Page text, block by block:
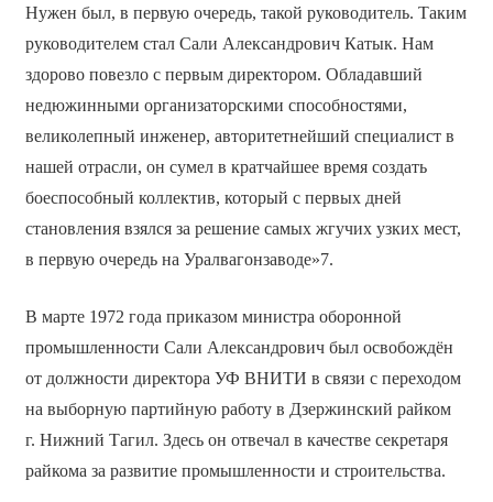
Нужен был, в первую очередь, такой руководитель. Таким
руководителем стал Сали Александрович Катык. Нам
здорово повезло с первым директором. Обладавший
недюжинными организаторскими способностями,
великолепный инженер, авторитетнейший специалист в
нашей отрасли, он сумел в кратчайшее время создать
боеспособный коллектив, который с первых дней
становления взялся за решение самых жгучих узких мест,
в первую очередь на Уралвагонзаводе»7.
В марте 1972 года приказом министра оборонной
промышленности Сали Александрович был освобождён
от должности директора УФ ВНИТИ в связи с переходом
на выборную партийную работу в Дзержинский райком
г. Нижний Тагил. Здесь он отвечал в качестве секретаря
райкома за развитие промышленности и строительства.